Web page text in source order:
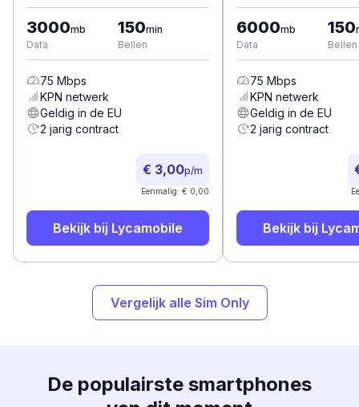
3000mb
Data
150min
Bellen
75 Mbps
KPN netwerk
Geldig in de EU
2 jarig contract
€ 3,00p/m
Eenmalig: € 0,00
Bekijk bij Lycamobile
6000mb
Data
150
Bellen
75 Mbps
KPN netwerk
Geldig in de EU
2 jarig contract
Bekijk bij
Vergelijk alle Sim Only
De populairste smartphones